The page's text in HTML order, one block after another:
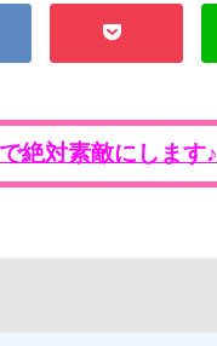
絶対素敵にします♪